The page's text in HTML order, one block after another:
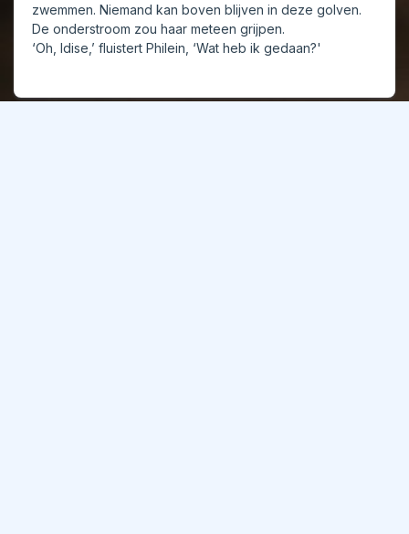
zwemmen. Niemand kan boven blijven in deze golven.
De onderstroom zou haar meteen grijpen.
‘Oh, Idise,’ fluistert Philein, ‘Wat heb ik gedaan?'